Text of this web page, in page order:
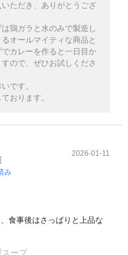
ただき、ありがとうござ
鶏ガラと水のみで製造し
オールマイティな商品と
カレーを作ると一日目か
ので、ぜひお試しくださ
です。
おります。
み
2026-01-11
食事後はさっぱりと上品な
ープ